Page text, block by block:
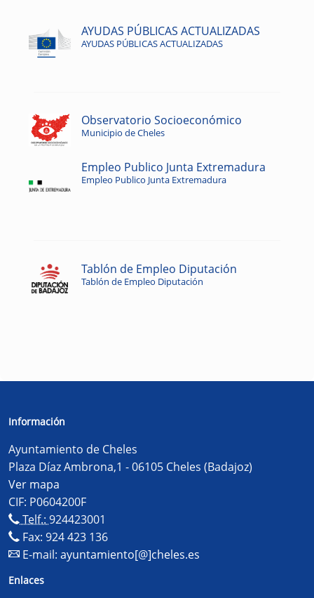
AYUDAS PÚBLICAS ACTUALIZADAS
AYUDAS PÚBLICAS ACTUALIZADAS
Observatorio Socioeconómico
Municipio de Cheles
Empleo Publico Junta Extremadura
Empleo Publico Junta Extremadura
Tablón de Empleo Diputación
Tablón de Empleo Diputación
Información
Ayuntamiento de Cheles
Plaza Díaz Ambrona,1 - 06105 Cheles (Badajoz)
Ver mapa
CIF: P0604200F
Telf.: 924423001
Fax: 924 423 136
E-mail: ayuntamiento[@]cheles.es
Enlaces